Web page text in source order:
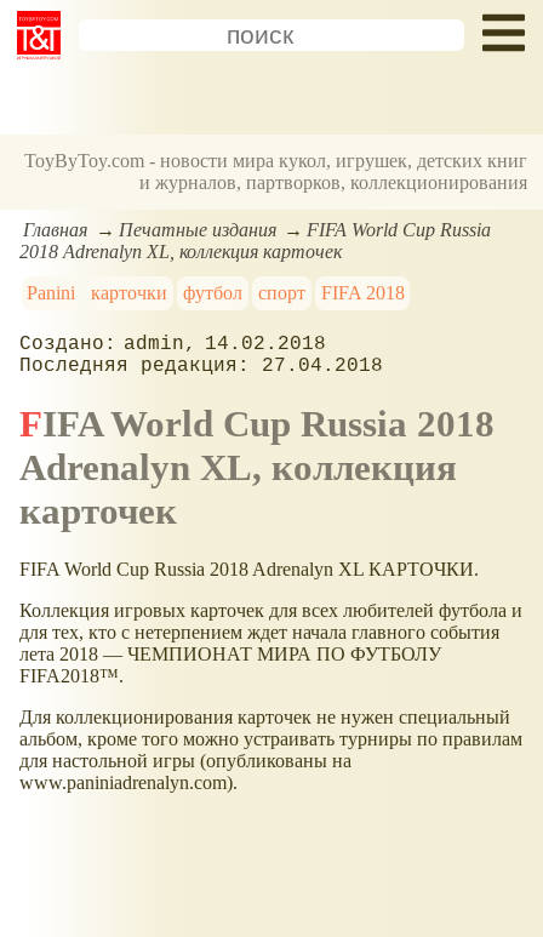
ToyByToy.com - новости мира кукол, игрушек, детских книг
и журналов, партворков, коллекционирования
Главная Печатные издания
FIFA World Cup Russia
2018 Adrenalyn XL, коллекция карточек
Panini
карточки футбол спорт FIFA 2018
admin
14.02.2018
27.04.2018
FIFA World Cup Russia 2018
Adrenalyn XL, коллекция
карточек
FIFA World Cup Russia 2018 Adrenalyn XL КАРТОЧКИ.
Коллекция игровых карточек для всех любителей футбола и
для тех, кто с нетерпением ждет начала главного события
лета 2018 — ЧЕМПИОНАТ МИРА ПО ФУТБОЛУ
FIFA2018™.
Для коллекционирования карточек не нужен специальный
альбом, кроме того можно устраивать турниры по правилам
для настольной игры (опубликованы на
www.paniniadrenalyn.com).